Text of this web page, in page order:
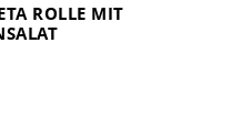
ROLLE MIT